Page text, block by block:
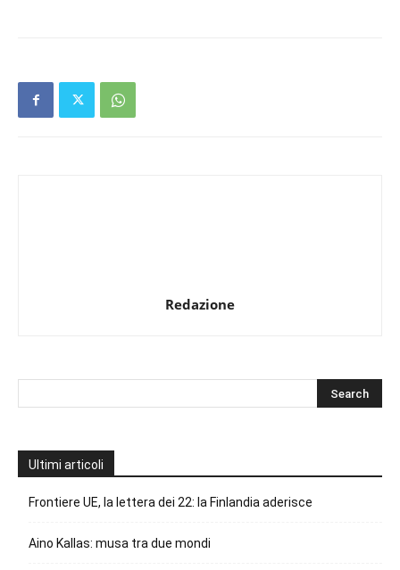
Redazione
Ultimi articoli
Frontiere UE, la lettera dei 22: la Finlandia aderisce
Aino Kallas: musa tra due mondi